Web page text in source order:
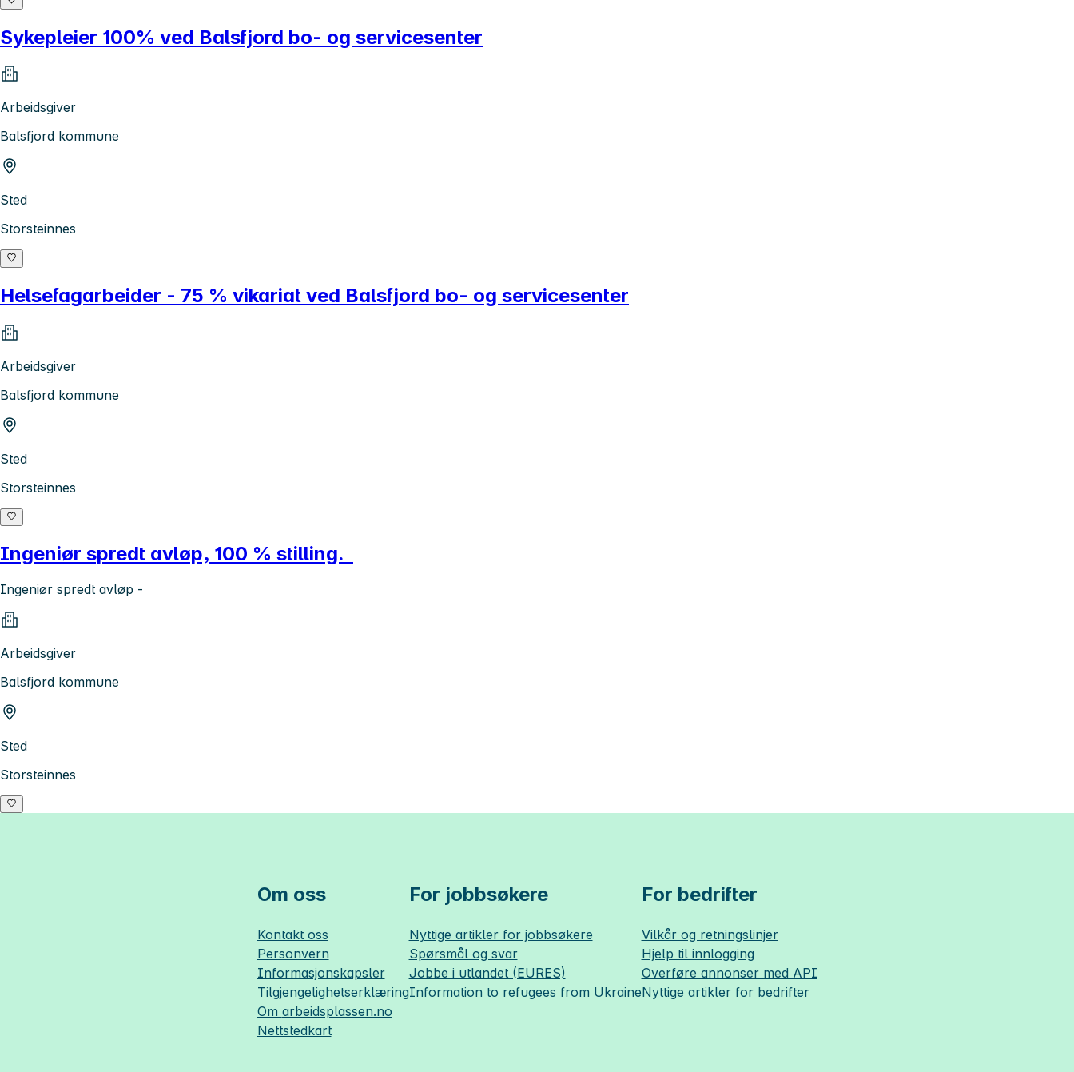
Sykepleier 100% ved Balsfjord bo- og servicesenter
Arbeidsgiver
Balsfjord kommune
Sted
Storsteinnes
Helsefagarbeider - 75 % vikariat ved Balsfjord bo- og servicesenter
Arbeidsgiver
Balsfjord kommune
Sted
Storsteinnes
Ingeniør spredt avløp, 100 % stilling.
Ingeniør spredt avløp -
Arbeidsgiver
Balsfjord kommune
Sted
Storsteinnes
Om oss
Kontakt oss
Personvern
Informasjonskapsler
Tilgjengelighetserklæring
Om arbeidsplassen.no
Nettstedkart
For jobbsøkere
Nyttige artikler for jobbsøkere
Spørsmål og svar
Jobbe i utlandet (EURES)
Information to refugees from Ukraine
For bedrifter
Vilkår og retningslinjer
Hjelp til innlogging
Overføre annonser med API
Nyttige artikler for bedrifter